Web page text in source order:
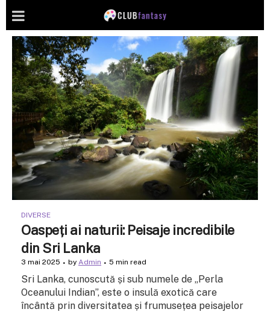
DIVERSE
Oaspeți ai naturii: Peisaje incredibile
din Sri Lanka
3 mai 2025 by Admin 5 min read
Sri Lanka, cunoscută și sub numele de „Perla
Oceanului Indian”, este o insulă exotică care
încântă prin diversitatea și frumusețea peisajelor